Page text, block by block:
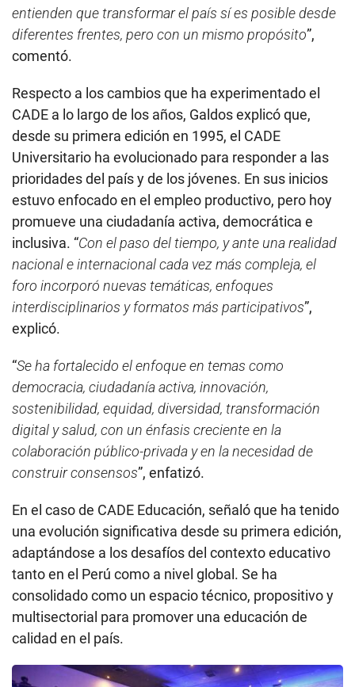
entienden que transformar el país sí es posible desde
diferentes frentes, pero con un mismo propósito”,
comentó.
Respecto a los cambios que ha experimentado el
CADE a lo largo de los años, Galdos explicó que,
desde su primera edición en 1995, el CADE
Universitario ha evolucionado para responder a las
prioridades del país y de los jóvenes. En sus inicios
estuvo enfocado en el empleo productivo, pero hoy
promueve una ciudadanía activa, democrática e
inclusiva. “Con el paso del tiempo, y ante una realidad
nacional e internacional cada vez más compleja, el
foro incorporó nuevas temáticas, enfoques
interdisciplinarios y formatos más participativos”,
explicó.
“Se ha fortalecido el enfoque en temas como
democracia, ciudadanía activa, innovación,
sostenibilidad, equidad, diversidad, transformación
digital y salud, con un énfasis creciente en la
colaboración público-privada y en la necesidad de
construir consensos”, enfatizó.
En el caso de CADE Educación, señaló que ha tenido
una evolución significativa desde su primera edición,
adaptándose a los desafíos del contexto educativo
tanto en el Perú como a nivel global. Se ha
consolidado como un espacio técnico, propositivo y
multisectorial para promover una educación de
calidad en el país.